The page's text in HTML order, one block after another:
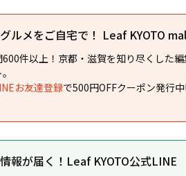
ルメをご自宅で！ Leaf KYOTO
件以上！京都・滋賀を知り尽くした
お友達登録で500円OFFクーポン発行
報が届く！Leaf KYOTO公式LINE